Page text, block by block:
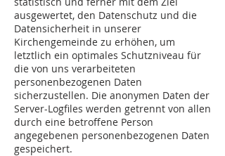
ausgewertet, den Datenschutz und die
Datensicherheit in unserer
Kirchengemeinde zu erhöhen, um
letztlich ein optimales Schutzniveau für
die von uns verarbeiteten
personenbezogenen Daten
sicherzustellen. Die anonymen Daten der
Server-Logfiles werden getrennt von allen
durch eine betroffene Person
angegebenen personenbezogenen Daten
gespeichert.